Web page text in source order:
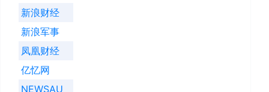
新浪财经
新浪军事
凤凰财经
亿忆网
NEWSAU